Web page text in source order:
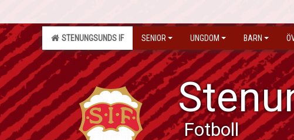
STENUNGSUNDS IF SENIOR UNGDOM BARN
Fotboll